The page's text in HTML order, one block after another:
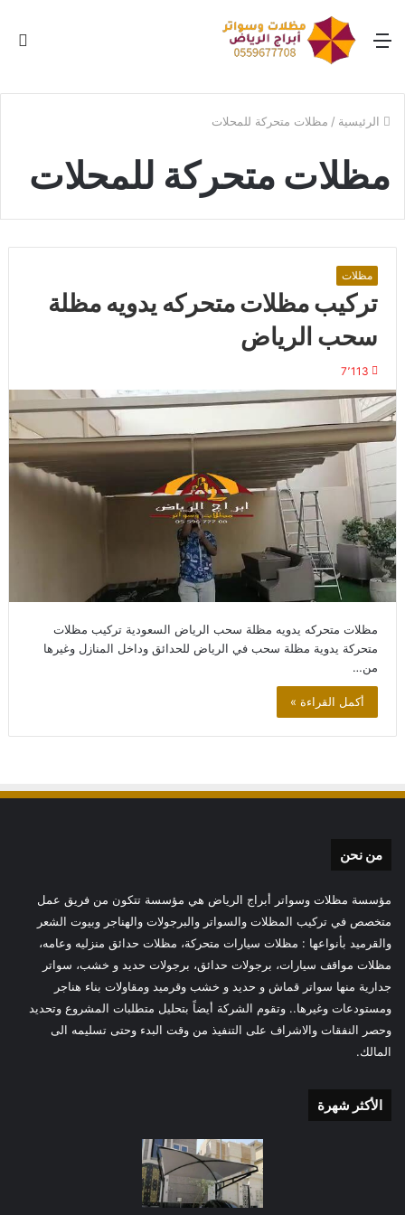
القائمة
الرئيسية / مظلات متحركة للمحلات
مظلات متحركة للمحلات
مظلات
تركيب مظلات متحركه يدويه مظلة
سحب الرياض
7٬113
مظلات متحركه يدويه مظلة سحب الرياض السعودية تركيب مظلات
متحركة يدوية مظلة سحب في الرياض للحدائق وداخل المنازل وغيرها
من…
أكمل القراءة »
من نحن
مؤسسة مظلات وسواتر أبراج الرياض هي مؤسسة تتكون من فريق عمل
متخصص في تركيب المظلات والسواتر والبرجولات والهناجر وبيوت الشعر
والقرميد بأنواعها : مظلات سيارات متحركة، مظلات حدائق منزليه وعامه،
مظلات مواقف سيارات، برجولات حدائق، برجولات حديد و خشب، سواتر
جدارية منها سواتر قماش و حديد و خشب وقرميد ومقاولات بناء هناجر
ومستودعات وغيرها.. وتقوم الشركة أيضاً بتحليل متطلبات المشروع وتحديد
وحصر النفقات والاشراف على التنفيذ من وقت البدء وحتى تسليمه الى
المالك.
الأكثر شهرة